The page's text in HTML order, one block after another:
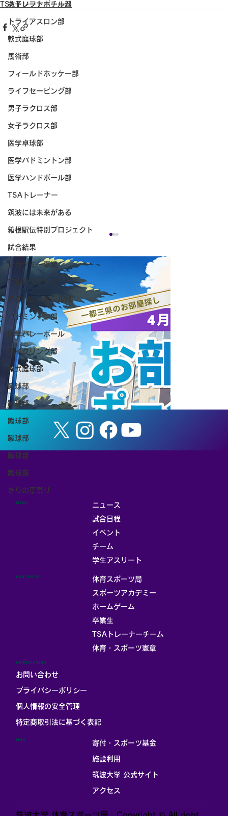
女子ソフトボール部
トライアスロン部
軟式庭球部
馬術部
フィールドホッケー部
ライフセービング部
男子ラクロス部
女子ラクロス部
医学卓球部
医学バドミントン部
医学ハンドボール部
TSAトレーナー
筑波には未来がある
箱根駅伝特別プロジェクト
試合結果
アカデミー事業
マルチスポーツ
男子バレーボール部
バドミントン部
医学バレーボール
サイクリング部
軟式庭球部
蹴球部
蹴球部
蹴球部
蹴球部
蹴球部
蹴球部
きりの葉祭り
TSAトレーナーチーム
学生トレーナーズミーティング 7月開催
のお知らせ
ニュース
試合日程
イベント
チーム
学生アスリート
MENU
体育スポーツ局
スポーツアカデミー
ホームゲーム
卒業生
TSAトレーナーチーム
体育・スポーツ憲章
CONTENTS
寄付・スポーツ基金
施設利用
筑波大学 公式サイト
アクセス
LINK
INFORMATION
お問い合わせ
プライバシーポリシー
個人情報の安全管理
​特定商取引法に基づく表記